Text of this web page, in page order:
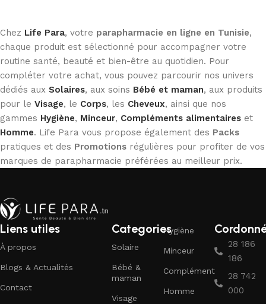
Chez Life Para, votre parapharmacie en ligne en Tunisie,
chaque produit est sélectionné pour accompagner votre
routine santé, beauté et bien-être au quotidien. Pour
compléter votre achat, vous pouvez parcourir nos univers
dédiés aux Solaires, aux soins Bébé et maman, aux produits
pour le Visage, le Corps, les Cheveux, ainsi que nos
gammes Hygiène, Minceur, Compléments alimentaires et
Homme. Life Para vous propose également des Packs
pratiques et des Promotions régulières pour profiter de vos
marques de parapharmacie préférées au meilleur prix.
Liens utiles
À propos
Blogs & Actualités
Contact
Categories
Solaire
Bébé &
maman
Visage
Hygiène
Minceur
Complément
Homme
28 186
186
28 742
000